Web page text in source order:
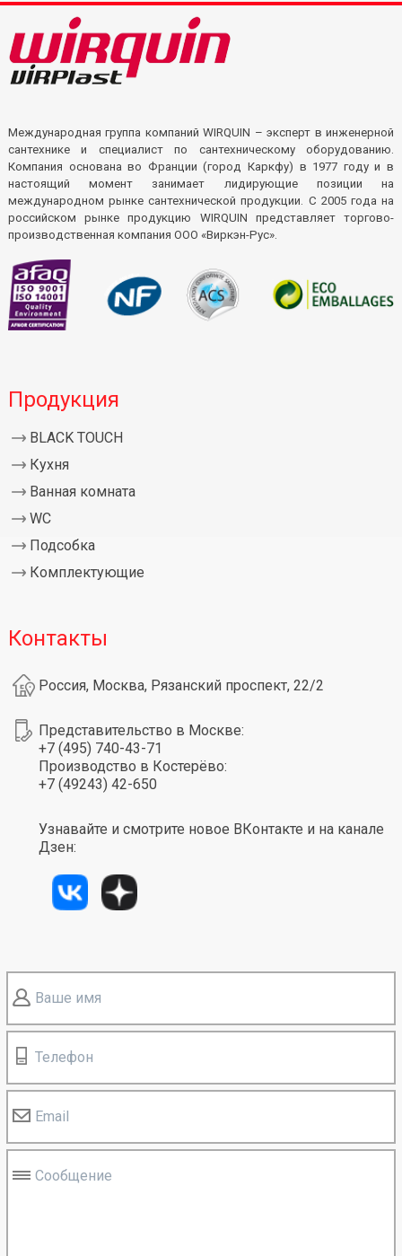
Международная группа компаний WIRQUIN – эксперт в инженерной
сантехнике и специалист по сантехническому оборудованию.
Компания основана во Франции (город Каркфу) в 1977 году и в
настоящий момент занимает лидирующие позиции на
международном рынке сантехнической продукции. С 2005 года на
российском рынке продукцию WIRQUIN представляет торгово-
производственная компания ООО «Виркэн-Рус».
Продукция
BLACK TOUCH
Кухня
Ванная комната
WC
Подсобка
Комплектующие
Контакты
Россия, Москва, Рязанский проспект, 22/2
Представительство в Москве:
+7 (495) 740-43-71
Производство в Костерёво:
+7 (49243) 42-650
Узнавайте и смотрите новое ВКонтакте и на канале
Дзен:
Ваше имя
Телефон
Email
Сообщение